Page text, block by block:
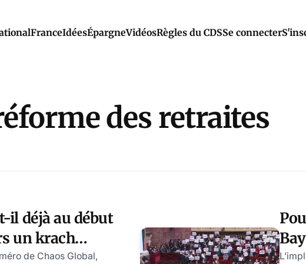
FranceIdéesÉpargneVidéosRègles du CDSSe connecter
des retraites
il déjà au début
un krach
de Chaos Global,